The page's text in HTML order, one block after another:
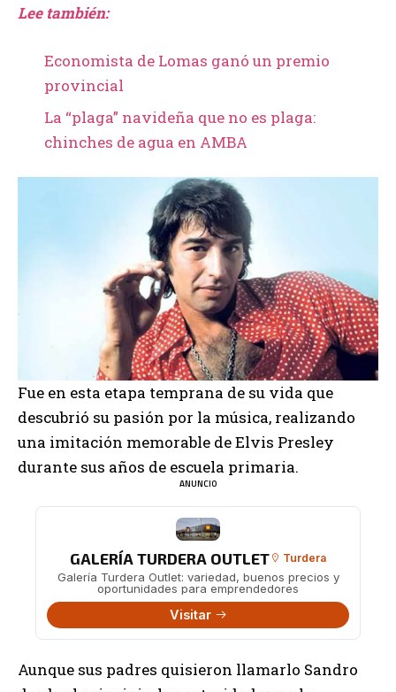
Lee también:
Economista de Lomas ganó un premio
provincial
La “plaga” navideña que no es plaga:
chinches de agua en AMBA
Fue en esta etapa temprana de su vida que
descubrió su pasión por la música, realizando
una imitación memorable de Elvis Presley
durante sus años de escuela primaria.
ANUNCIO
GALERÍA TURDERA OUTLET Turdera
Galería Turdera Outlet: variedad, buenos precios y
oportunidades para emprendedores
Visitar
Aunque sus padres quisieron llamarlo Sandro